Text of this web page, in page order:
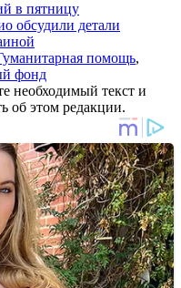
в пятницу
обсудили детали
помощь,
фонд
необходимый текст и
об этом редакции.